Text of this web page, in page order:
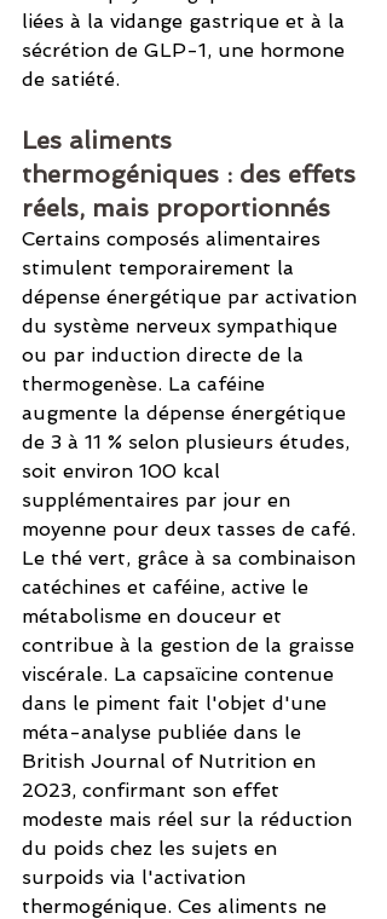
liées à la vidange gastrique et à la
sécrétion de GLP-1, une hormone
de satiété.
Les aliments
thermogéniques : des effets
réels, mais proportionnés
Certains composés alimentaires
stimulent temporairement la
dépense énergétique par activation
du système nerveux sympathique
ou par induction directe de la
thermogenèse. La caféine
augmente la dépense énergétique
de 3 à 11 % selon plusieurs études,
soit environ 100 kcal
supplémentaires par jour en
moyenne pour deux tasses de café.
Le thé vert, grâce à sa combinaison
catéchines et caféine, active le
métabolisme en douceur et
contribue à la gestion de la graisse
viscérale. La capsaïcine contenue
dans le piment fait l'objet d'une
méta-analyse publiée dans le
British Journal of Nutrition en
2023, confirmant son effet
modeste mais réel sur la réduction
du poids chez les sujets en
surpoids via l'activation
thermogénique. Ces aliments ne